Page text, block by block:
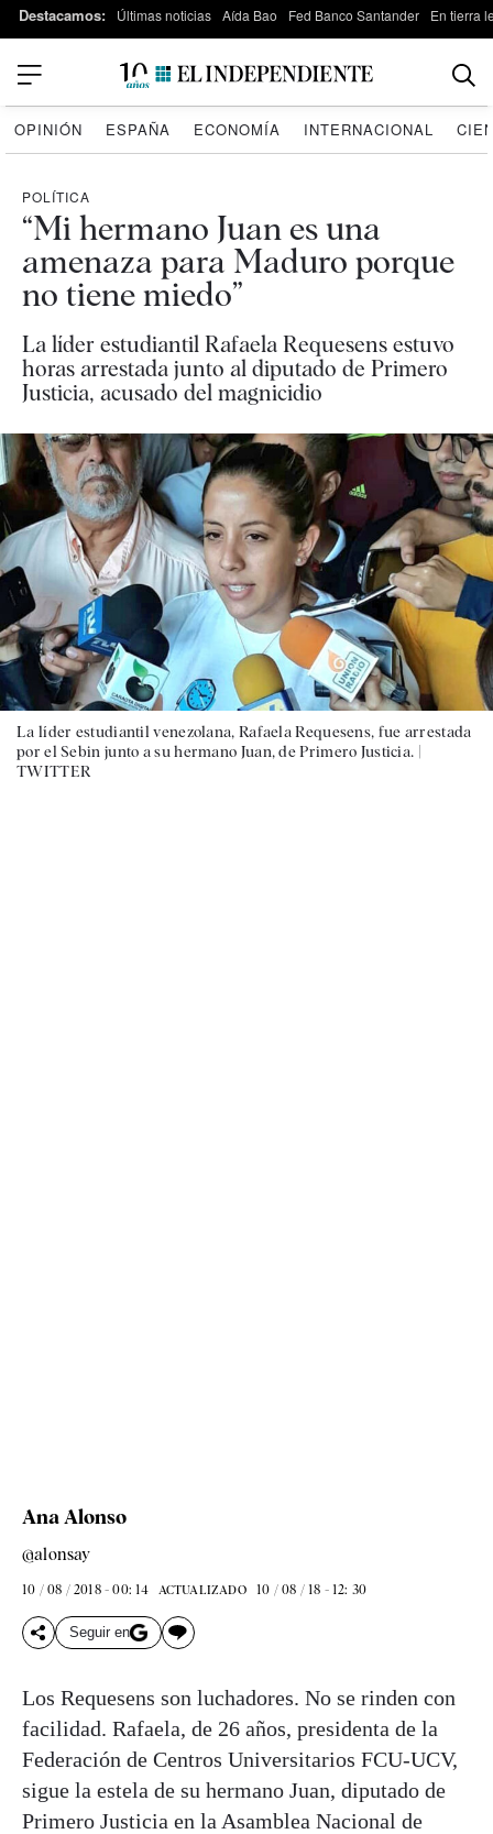
Destacamos: Últimas noticias Aída Bao Fed Banco Santander En tierra
OPINIÓN ESPAÑA ECONOMÍA INTERNACIONAL
POLÍTICA
“Mi hermano Juan es una
amenaza para Maduro porque
no tiene miedo”
La líder estudiantil Rafaela Requesens estuvo
horas arrestada junto al diputado de Primero
Justicia, acusado del magnicidio
La líder estudiantil venezolana, Rafaela Requesens, fue arrestada
por el Sebin junto a su hermano Juan, de Primero Justicia. |
TWITTER
Ana Alonso
@alonsay
10 / 08 / 2018 - 00: 14 ACTUALIZADO 10 / 08 / 18 - 12: 30
Seguir en
Los Requesens son luchadores. No se rinden con
facilidad. Rafaela, de 26 años, presidenta de la
Federación de Centros Universitarios FCU-UCV,
sigue la estela de su hermano Juan, diputado de
Primero Justicia en la Asamblea Nacional de